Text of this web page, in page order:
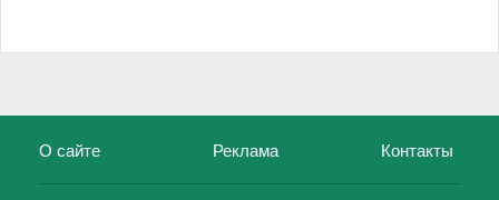
О сайте Реклама Контакты